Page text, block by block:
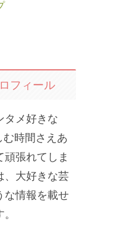
フィール
タメ好きな
時間さえあ
張れてしま
、大好きな芸
な情報を載せ